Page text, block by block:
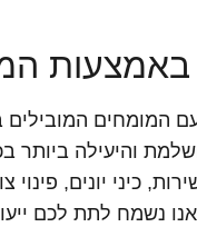
באמצעות
המומחים
והיעילה ביותר
כיני יונים, פינוי
נשמח לתת לכם